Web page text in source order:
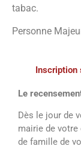
tabac.
Personne
Inscription
Le
Dès le jour de
mairie de votre
de famille de